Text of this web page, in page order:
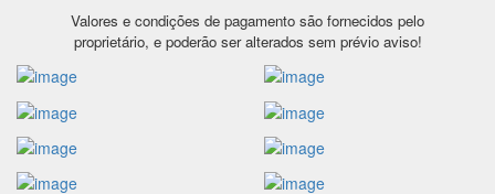
Valores e condições de pagamento são fornecidos pelo
proprietário, e poderão ser alterados sem prévio aviso!